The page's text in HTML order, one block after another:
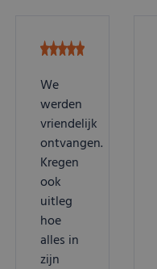
We
werden
vriendelijk
ontvangen.
Kregen
ook
uitleg
hoe
alles in
zijn